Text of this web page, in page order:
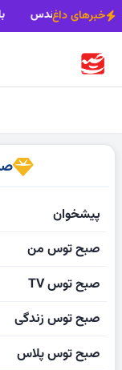
خبرهای داغزاوه رهسپار مشهدمقدس
پیشخوان
صبح توس من
صبح توس TV
صبح توس زندگی
صبح توس پلاس